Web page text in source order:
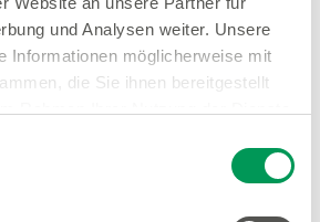
und Analysen weiter. Unsere
Informationen möglicherweise mit
die Sie ihnen bereitgestellt